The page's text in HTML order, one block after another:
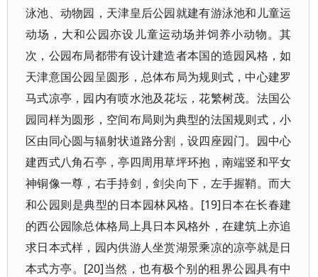
泳池、动物园，天津皇后公园就建有游泳池和儿童运
动场，大和公园亦设儿童运动场并饲养小动物。其
次，公园布局都带有设计建造者本国的造园风格，如
天津意国公园呈圆形，总体布局为规则式，中心建罗
马式凉亭，园内有喷水池及花坛，花繁树茂。法国公
园同样为圆形，空间布局则为典型的法国规则式，小
区由同心圆与辐射状道路分割，设四座园门。园中心
建西式八角石亭，亭四周用草坪环抱，南端竖和平女
神铜像一尊，右手持剑，剑尖向下，左手握鞘。而大
和公园则是典型的日本园林风格。[19]日本在长春建
的西公园除总体格局上具日本风格外，在建筑上亦追
求日本式样，园内供游人坐赏湖景乘凉的凉亭就是日
本式方亭。[20]当然，也有极个别的租界公园具有中